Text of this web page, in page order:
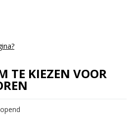
TE KIEZEN VOOR